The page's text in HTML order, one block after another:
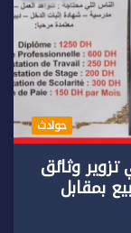
حوادث
وثائق
بمقابل